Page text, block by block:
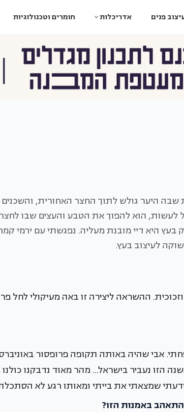
פנים אדריכלות חומרים וטכנולוגיות
היער גולש לתוך החצר האחורית, והשכנים
הוא להפוך את הטבע והעצים שבו
היא דיי מובנת מעליה. נפגשתי עם ירמי
לעיצוב בעץ.
ההשראה ליצירה זו באה מעיקולי לחל
בני משפחתי. אבי שהיה באותה תקופה פרופסור
נעביר בישראל... מהר מאוד נדבקנו כולנו
שמצאתי את בייתי ומאותו רגע לא
באמנות הזו?